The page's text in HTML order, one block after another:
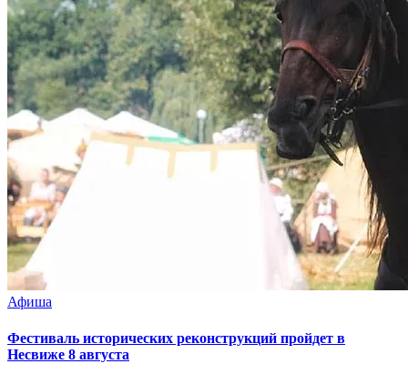
Афиша
Фестиваль исторических реконструкций пройдет в
Несвиже 8 августа